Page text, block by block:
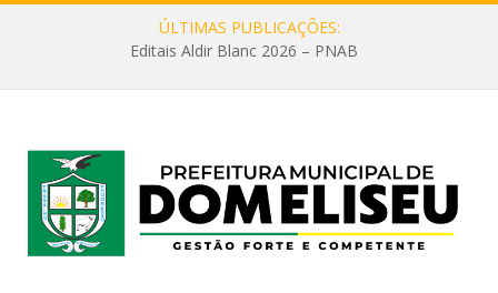
ÚLTIMAS PUBLICAÇÕES:
Editais Aldir Blanc 2026 – PNAB